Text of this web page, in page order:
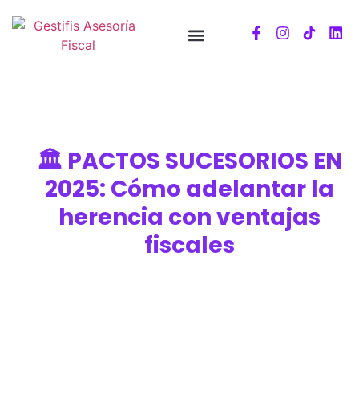
🏛 PACTOS SUCESORIOS EN
2025: Cómo adelantar la
herencia con ventajas
fiscales